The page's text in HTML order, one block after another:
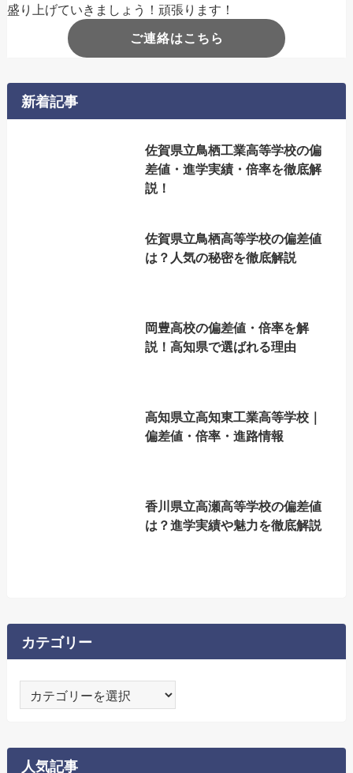
盛り上げていきましょう！頑張ります！
ご連絡はこちら
新着記事
佐賀県立鳥栖工業高等学校の偏
差値・進学実績・倍率を徹底解
説！
佐賀県立鳥栖高等学校の偏差値
は？人気の秘密を徹底解説
岡豊高校の偏差値・倍率を解
説！高知県で選ばれる理由
高知県立高知東工業高等学校｜
偏差値・倍率・進路情報
香川県立高瀬高等学校の偏差値
は？進学実績や魅力を徹底解説
カテゴリー
テ
リ
ー
人気記事